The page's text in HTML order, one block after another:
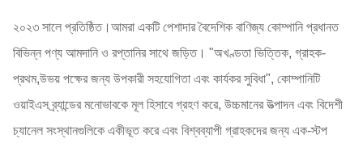
২০২৩ সালে প্রতিষ্ঠিত।আমরা একটি পেশাদার বৈদেশিক বাণিজ্য কোম্পানি প্রধানত
বিভিন্ন পণ্য আমদানি ও রপ্তানির সাথে জড়িত। "অখণ্ডতা ভিত্তিক, গ্রাহক-
প্রথম,উভয় পক্ষের জন্য উপকারী সহযোগিতা এবং কার্যকর সুবিধা", কোম্পানিটি
ওয়াইএস ব্র্যান্ডের মনোভাবকে মূল হিসাবে গ্রহণ করে, উচ্চমানের উত্পাদন এবং বিদেশী
চ্যানেল সংস্থানগুলিকে একীভূত করে এবং বিশ্বব্যাপী গ্রাহকদের জন্য এক-স্টপ